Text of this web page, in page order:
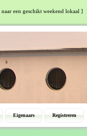
een geschikt weekend lokaal ]
Eigenaars Registreren